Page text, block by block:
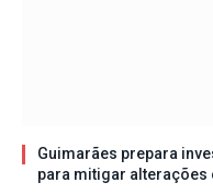
Guimarães prepara
para mitigar alterações